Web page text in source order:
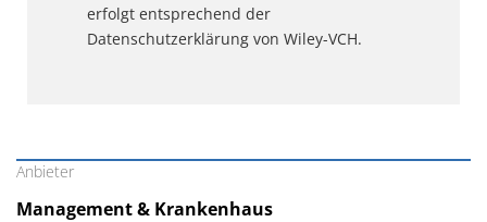
erfolgt entsprechend der
Datenschutzerklärung von Wiley-VCH.
Anbieter
Management & Krankenhaus